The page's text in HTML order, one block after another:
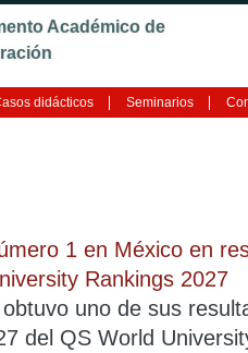
Académico de
didácticos Seminarios
1 en México en
Rankings 2027
uno de sus
del QS World